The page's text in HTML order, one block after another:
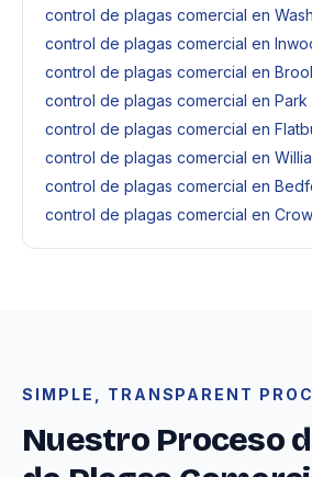
control de plagas comercial en
control de plagas comercial en
control de plagas comercial en
control de plagas comercial en Park
control de plagas comercial en
control de plagas comercial en
control de plagas comercial en
control de plagas comercial en
SIMPLE, TRANSPARENT
Nuestro Proceso